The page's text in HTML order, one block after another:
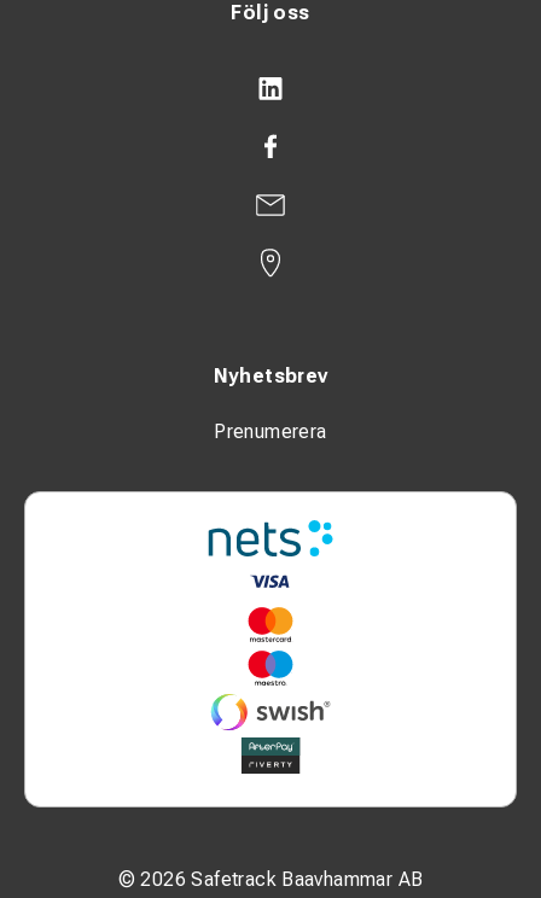
Följ oss
Nyhetsbrev
Prenumerera
© 2026 Safetrack Baavhammar AB